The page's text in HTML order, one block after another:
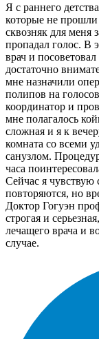
Я с раннего
которые не
сквозняк для меня
пропадал голос. В
врач и
достаточно
мне назначили
полипов на
координатор и
мне полагалось
сложная и я к
комната со всеми
санузлом.
часа
Сейчас я чувствую
повторяются, но
Доктор Гогуэн
строгая и
лечащего врача и
случае.